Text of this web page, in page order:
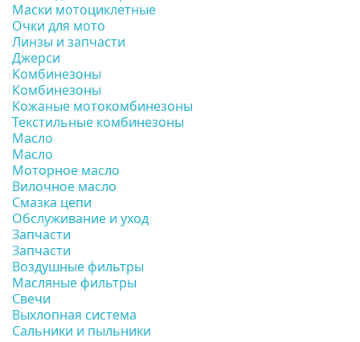
Маски мотоциклетные
Очки для мото
Линзы и запчасти
Джерси
Комбинезоны
Комбинезоны
Кожаные мотокомбинезоны
Текстильные комбинезоны
Масло
Масло
Моторное масло
Вилочное масло
Смазка цепи
Обслуживание и уход
Запчасти
Запчасти
Воздушные фильтры
Масляные фильтры
Свечи
Выхлопная система
Сальники и пыльники